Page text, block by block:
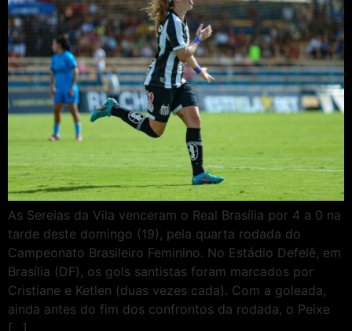
As Sereias da Vila venceram o Real Brasília por 4 a 0 na
tarde deste domingo (19), pela quarta rodada do
Campeonato Brasileiro Feminino. No Estádio Defelê, em
Brasília (DF), os gols santistas foram marcados por
Cristiane e Ketlen (duas vezes cada). Com a goleada,
ainda antes do fim dos confrontos da rodada, o Peixe